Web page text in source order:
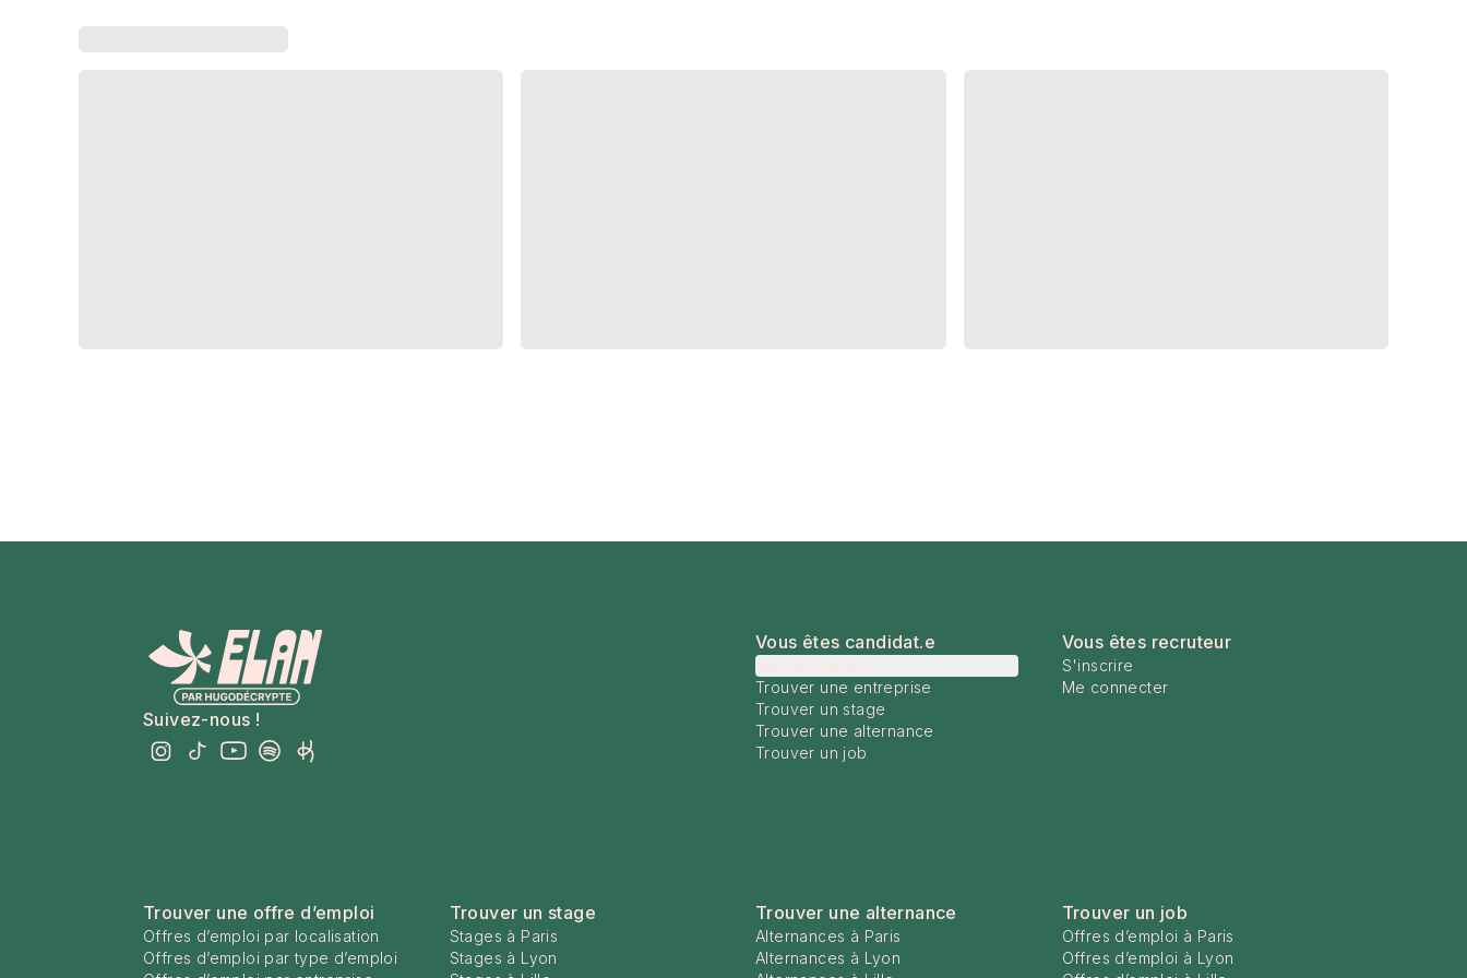
Suivez-nous !
Vous êtes candidat.e
Trouver une entreprise
Trouver un stage
Trouver une alternance
Trouver un job
Vous êtes recruteur
S'inscrire
Me connecter
Trouver une offre d’emploi
Offres d’emploi par localisation
Offres d’emploi par type d’emploi
Trouver un stage
Stages à Paris
Stages à Lyon
Trouver une alternance
Alternances à Paris
Alternances à Lyon
Trouver un job
Offres d’emploi à Paris
Offres d’emploi à Lyon